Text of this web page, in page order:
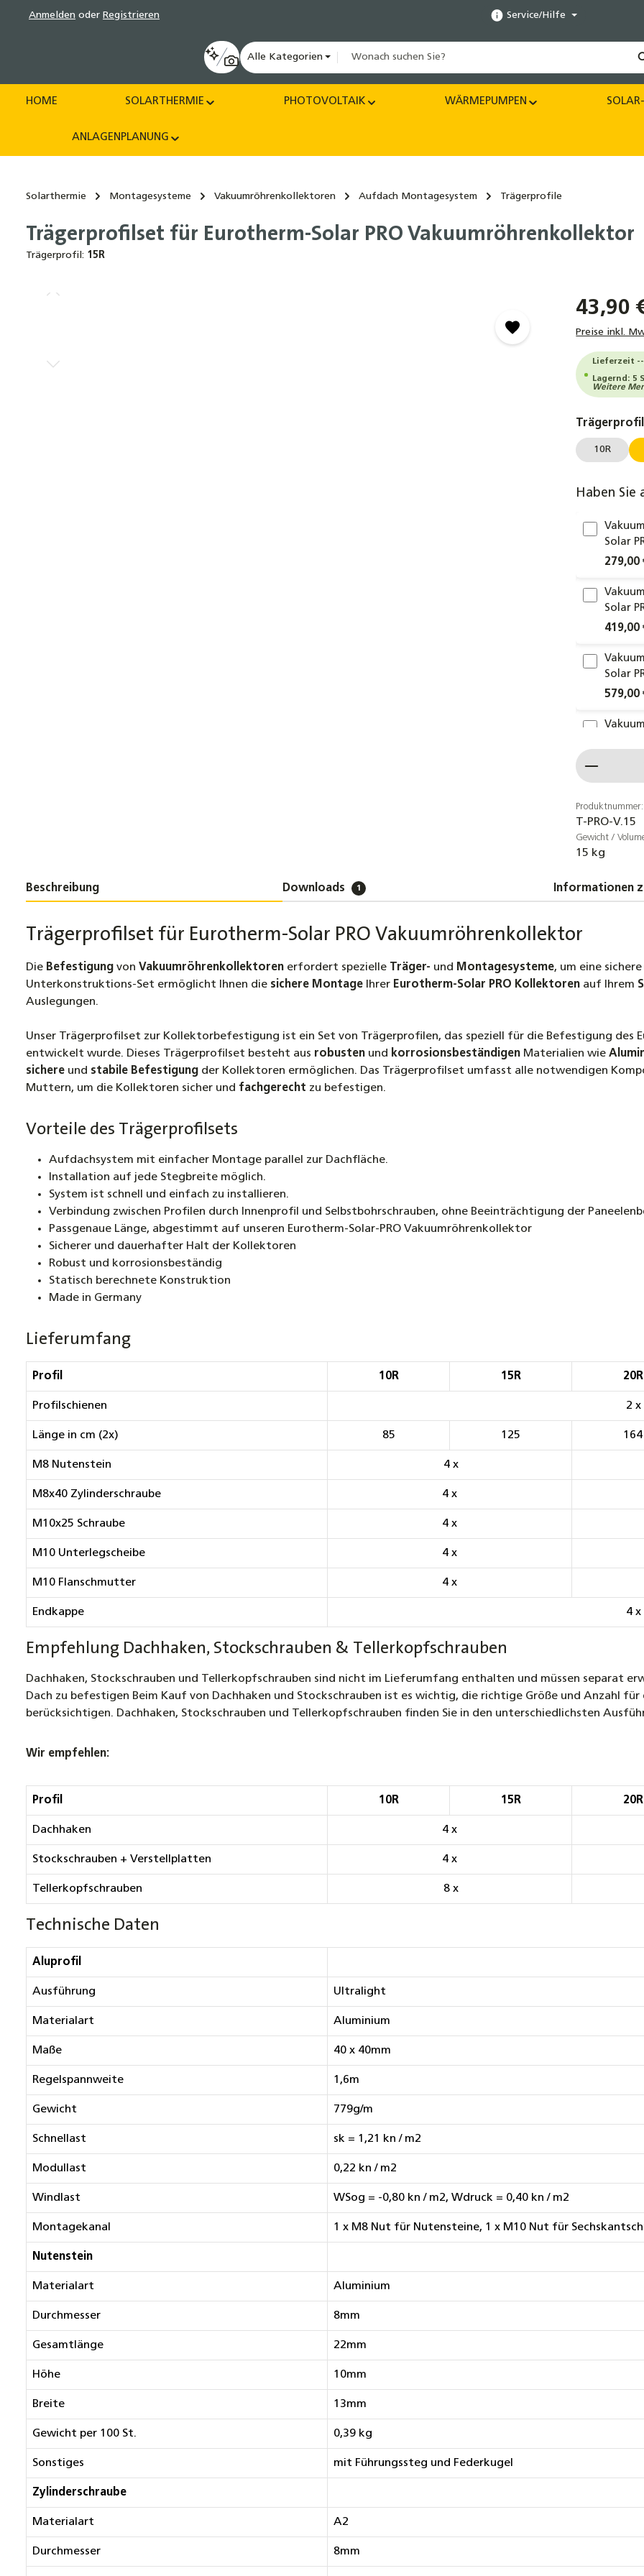
Zur Hauptnavigation springen
Anmelden oder Registrieren Service/Hilfe
Alle Kategorien
HOME SOLARTHERMIE PHOTOVOLTAIK WÄRMEPUMPEN
ANLAGENPLANUNG
Solarthermie Montagesysteme Vakuumröhrenkollektoren Aufdach Montagesystem Trägerprofile
Trägerprofilset für Eurotherm-Solar PRO Vakuumröhrenkollektor
Trägerprofil: 15R
43,90
Preise inkl.
Lieferzeit --
Lagernd: 5
Weitere
Trägerprofil
10R
Haben Sie
Solar
279,00
Solar
419,00
Solar
579,00
639,00
Solar
799,00 €
2,69 €
Solar
4,90 €
Produktnummer:
T-PRO-V.15
Gewicht /
15 kg
Beschreibung Downloads 1 Informationen
Trägerprofilset für Eurotherm-Solar PRO Vakuumröhrenkollektor
Die Befestigung von Vakuumröhrenkollektoren erfordert spezielle Träger- und Montagesysteme, um eine
Unterkonstruktions-Set ermöglicht Ihnen die sichere Montage Ihrer Eurotherm-Solar PRO Kollektoren auf Ihrem
Auslegungen.
Unser Trägerprofilset zur Kollektorbefestigung ist ein Set von Trägerprofilen, das speziell für die Befestigung des
entwickelt wurde. Dieses Trägerprofilset besteht aus robusten und korrosionsbeständigen Materialien wie
sichere und stabile Befestigung der Kollektoren ermöglichen. Das Trägerprofilset umfasst alle notwendigen
Muttern, um die Kollektoren sicher und fachgerecht zu befestigen.
Vorteile des Trägerprofilsets
Aufdachsystem mit einfacher Montage parallel zur Dachfläche.
Installation auf jede Stegbreite möglich.
System ist schnell und einfach zu installieren.
Verbindung zwischen Profilen durch Innenprofil und Selbstbohrschrauben, ohne Beeinträchtigung der
Passgenaue Länge, abgestimmt auf unseren Eurotherm-Solar-PRO Vakuumröhrenkollektor
Sicherer und dauerhafter Halt der Kollektoren
Robust und korrosionsbeständig
Statisch berechnete Konstruktion
Made in Germany
Lieferumfang
Profil 10R 15R 20R
Profilschienen 2 x
Länge in cm (2x) 85 125 164
M8 Nutenstein 4 x
M8x40 Zylinderschraube 4 x
M10x25 Schraube 4 x
M10 Unterlegscheibe 4 x
M10 Flanschmutter 4 x
Endkappe 4 x
Empfehlung Dachhaken, Stockschrauben & Tellerkopfschrauben
Dachhaken, Stockschrauben und Tellerkopfschrauben sind nicht im Lieferumfang enthalten und müssen separat
Dach zu befestigen Beim Kauf von Dachhaken und Stockschrauben ist es wichtig, die richtige Größe und Anzahl
berücksichtigen. Dachhaken, Stockschrauben und Tellerkopfschrauben finden Sie in den unterschiedlichsten
Wir empfehlen:
Profil 10R 15R 20R
Dachhaken 4 x
Stockschrauben + Verstellplatten 4 x
Tellerkopfschrauben 8 x
Technische Daten
Aluprofil
Ausführung Ultralight
Materialart Aluminium
Maße 40 x 40mm
Regelspannweite 1,6m
Gewicht 779g/m
Schnellast sk = 1,21 kn / m2
Modullast 0,22 kn / m2
Windlast WSog = -0,80 kn / m2, Wdruck = 0,40 kn / m2
Montagekanal 1 x M8 Nut für Nutensteine, 1 x M10 Nut für
Nutenstein
Materialart Aluminium
Durchmesser 8mm
Gesamtlänge 22mm
Höhe 10mm
Breite 13mm
Gewicht per 100 St. 0,39 kg
Sonstiges mit Führungssteg und Federkugel
Zylinderschraube
Materialart A2
Durchmesser 8mm